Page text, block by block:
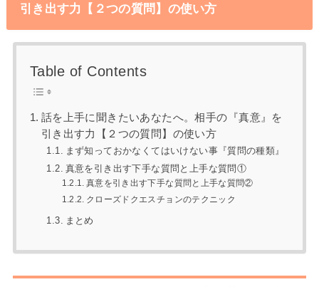
引き出す力【２つの質問】の使い方
Table of Contents
話を上手に聞きたいあなたへ。相手の『真意』を
引き出す力【２つの質問】の使い方
まず知っておかなくてはいけない事『質問の種類』
真意を引き出す下手な質問と上手な質問①
真意を引き出す下手な質問と上手な質問②
クローズドクエスチョンのテクニック
まとめ